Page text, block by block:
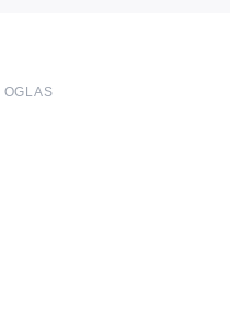
OGLAS